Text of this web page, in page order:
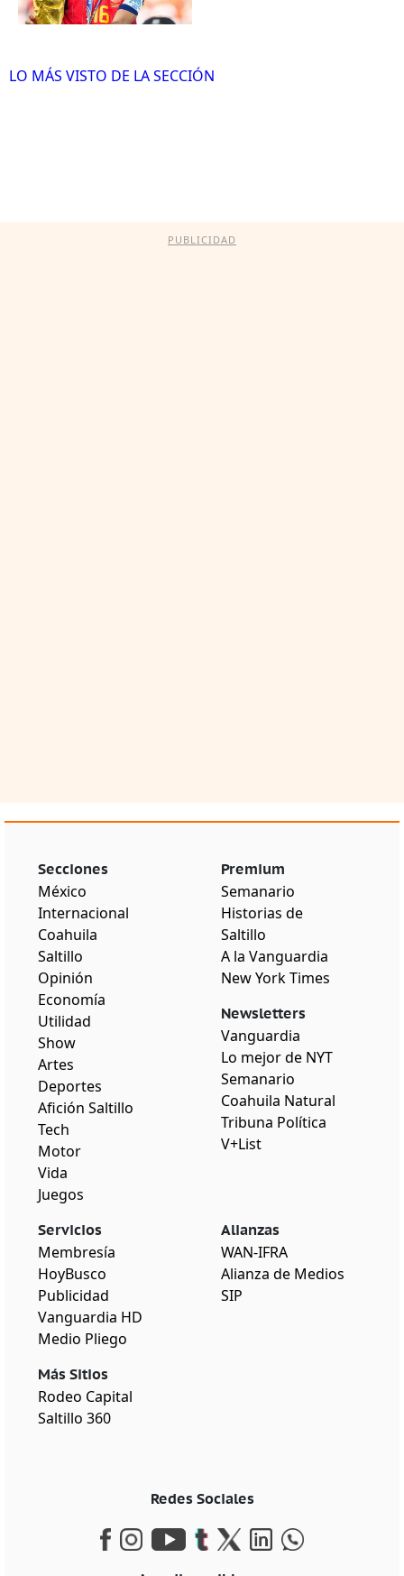
LO MÁS VISTO DE LA SECCIÓN
PUBLICIDAD
Secciones
México
Internacional
Coahuila
Saltillo
Opinión
Economía
Utilidad
Show
Artes
Deportes
Afición Saltillo
Tech
Motor
Vida
Juegos
Premium
Semanario
Historias de
Saltillo
A la Vanguardia
New York Times
Newsletters
Vanguardia
Lo mejor de NYT
Semanario
Coahuila Natural
Tribuna Política
V+List
Servicios
Membresía
HoyBusco
Publicidad
Vanguardia HD
Medio Pliego
Más Sitios
Rodeo Capital
Saltillo 360
Alianzas
WAN-IFRA
Alianza de Medios
SIP
Redes Sociales